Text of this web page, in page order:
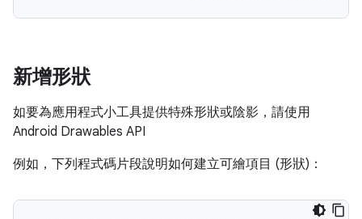
新增形狀
如要為應用程式小工具提供特殊形狀或陰影，請使用
Android Drawables API
例如，下列程式碼片段說明如何建立可繪項目 (形狀)：